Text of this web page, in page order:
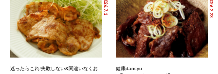
2026.7.1
迷ったらこれ!失敗しない&間違いなくお
2026.2.23
健康dancyu